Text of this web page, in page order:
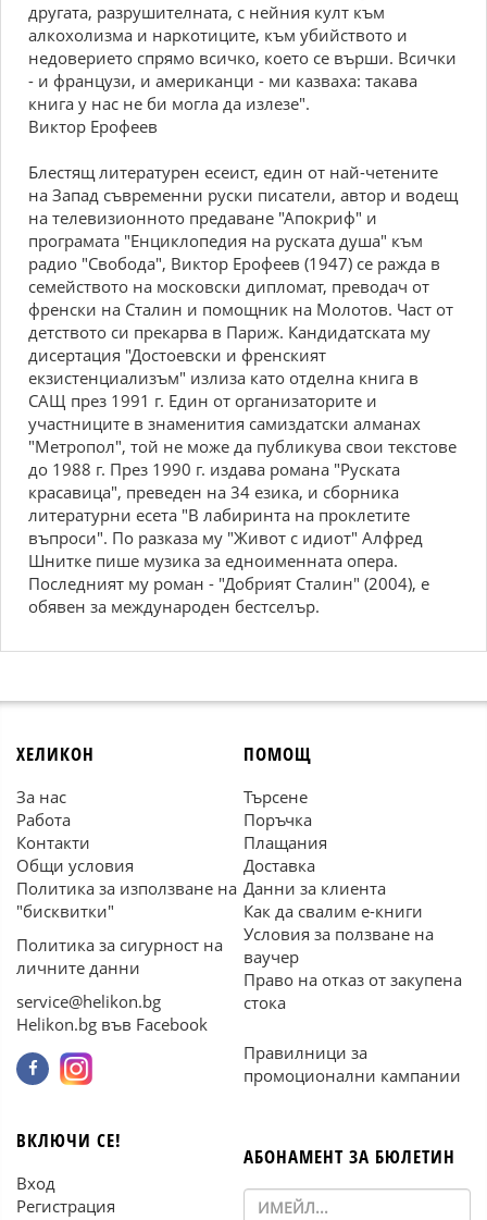
другата, разрушителната, с нейния култ към
алкохолизма и наркотиците, към убийството и
недоверието спрямо всичко, което се върши. Всички
- и французи, и американци - ми казваха: такава
книга у нас не би могла да излезе".
Виктор Ерофеев
Блестящ литературен есеист, един от най-четените
на Запад съвременни руски писатели, автор и водещ
на телевизионното предаване "Апокриф" и
програмата "Енциклопедия на руската душа" към
радио "Свобода", Виктор Ерофеев (1947) се ражда в
семейството на московски дипломат, преводач от
френски на Сталин и помощник на Молотов. Част от
детството си прекарва в Париж. Кандидатската му
дисертация "Достоевски и френският
екзистенциализъм" излиза като отделна книга в
САЩ през 1991 г. Един от организаторите и
участниците в знаменития самиздатски алманах
"Метропол", той не може да публикува свои текстове
до 1988 г. През 1990 г. издава романа "Руската
красавица", преведен на 34 езика, и сборника
литературни есета "В лабиринта на проклетите
въпроси". По разказа му "Живот с идиот" Алфред
Шнитке пише музика за едноименната опера.
Последният му роман - "Добрият Сталин" (2004), е
обявен за международен бестселър.
ХЕЛИКОН
За нас
Работа
Контакти
Общи условия
Политика за използване на
"бисквитки"
Политика за сигурност на
личните данни
service@helikon.bg
Helikon.bg във Facebook
ПОМОЩ
Търсене
Поръчка
Плащания
Доставка
Данни за клиента
Как да свалим е-книги
Условия за ползване на
ваучер
Право на отказ от закупена
стока
Правилници за
промоционални кампании
ВКЛЮЧИ СЕ!
Вход
Регистрация
АБОНАМЕНТ ЗА БЮЛЕТИН